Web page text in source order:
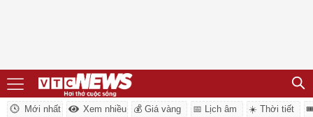
Mới nhất Xem nhiều 💰 Giá vàng 📅 Lịch âm ☀️ Thời tiết